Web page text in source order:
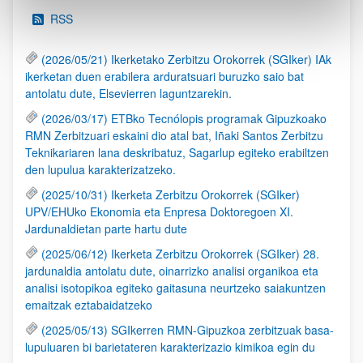
RSS
(2026/05/21) Ikerketako Zerbitzu Orokorrek (SGIker) IAk
ikerketan duen erabilera arduratsuari buruzko saio bat
antolatu dute, Elsevierren laguntzarekin.
(2026/03/17) ETBko Tecnólopis programak Gipuzkoako
RMN Zerbitzuari eskaini dio atal bat, Iñaki Santos Zerbitzu
Teknikariaren lana deskribatuz, Sagarlup egiteko erabiltzen
den lupulua karakterizatzeko.
(2025/10/31) Ikerketa Zerbitzu Orokorrek (SGIker)
UPV/EHUko Ekonomia eta Enpresa Doktoregoen XI.
Jardunaldietan parte hartu dute
(2025/06/12) Ikerketa Zerbitzu Orokorrek (SGIker) 28.
jardunaldia antolatu dute, oinarrizko analisi organikoa eta
analisi isotopikoa egiteko gaitasuna neurtzeko saiakuntzen
emaitzak eztabaidatzeko
(2025/05/13) SGIkerren RMN-Gipuzkoa zerbitzuak basa-
lupuluaren bi barietateren karakterizazio kimikoa egin du